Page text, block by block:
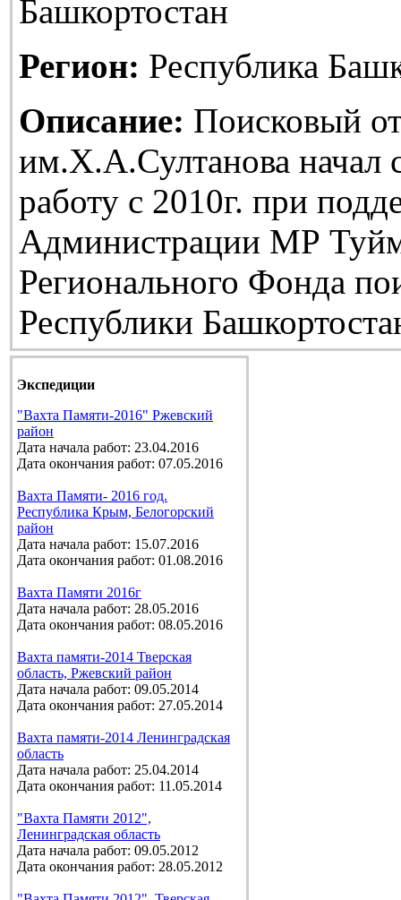
Башкортостан
Регион: Республика
Описание: Поисковый
им.Х.А.Султанова начал
работу с 2010г. при
Администрации МР
Регионального Фонда
Республики
Экспедиции
"Вахта Памяти-2016" Ржевский
район
Дата начала работ: 23.04.2016
Дата окончания работ: 07.05.2016
Вахта Памяти- 2016 год.
Республика Крым, Белогорский
район
Дата начала работ: 15.07.2016
Дата окончания работ: 01.08.2016
Вахта Памяти 2016г
Дата начала работ: 28.05.2016
Дата окончания работ: 08.05.2016
Вахта памяти-2014 Тверская
область, Ржевский район
Дата начала работ: 09.05.2014
Дата окончания работ: 27.05.2014
Вахта памяти-2014 Ленинградская
область
Дата начала работ: 25.04.2014
Дата окончания работ: 11.05.2014
"Вахта Памяти 2012",
Ленинградская область
Дата начала работ: 09.05.2012
Дата окончания работ: 28.05.2012